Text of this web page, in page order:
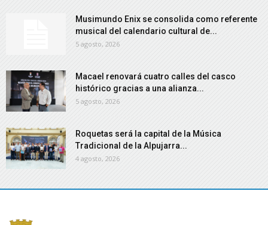
Musimundo Enix se consolida como referente
musical del calendario cultural de...
5 agosto, 2026
Macael renovará cuatro calles del casco
histórico gracias a una alianza...
5 agosto, 2026
Roquetas será la capital de la Música
Tradicional de la Alpujarra...
4 agosto, 2026